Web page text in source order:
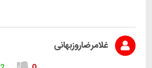
غلامرضاروزبهانی